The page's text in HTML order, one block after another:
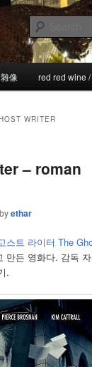
像 red red wine
WRITER
– roman
byethar
스트 라이터 The
만든 영화다. 감독
.